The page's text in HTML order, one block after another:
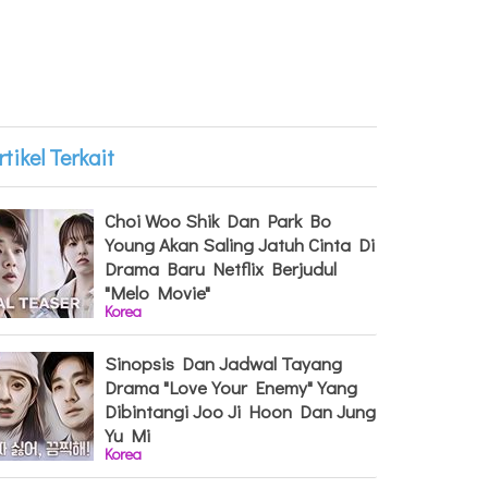
Terkait
Choi Woo Shik Dan Park Bo
Young Akan Saling Jatuh Cinta Di
Drama Baru Netflix Berjudul
"Melo Movie"
Korea
Sinopsis Dan Jadwal Tayang
Drama "Love Your Enemy" Yang
Dibintangi Joo Ji Hoon Dan Jung
Yu Mi
Korea